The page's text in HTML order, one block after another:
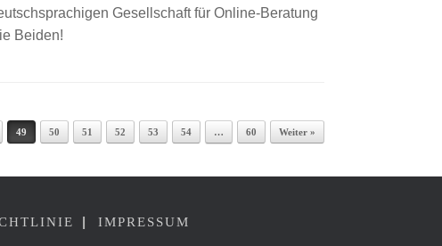
Gesellschaft für Online-Beratung
Beiden!
49 50 51 52 53 54 … 60 Weiter »
| IMPRESSUM